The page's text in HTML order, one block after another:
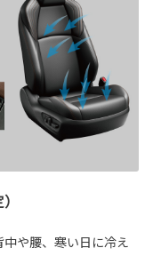
や腰、寒い日に冷え